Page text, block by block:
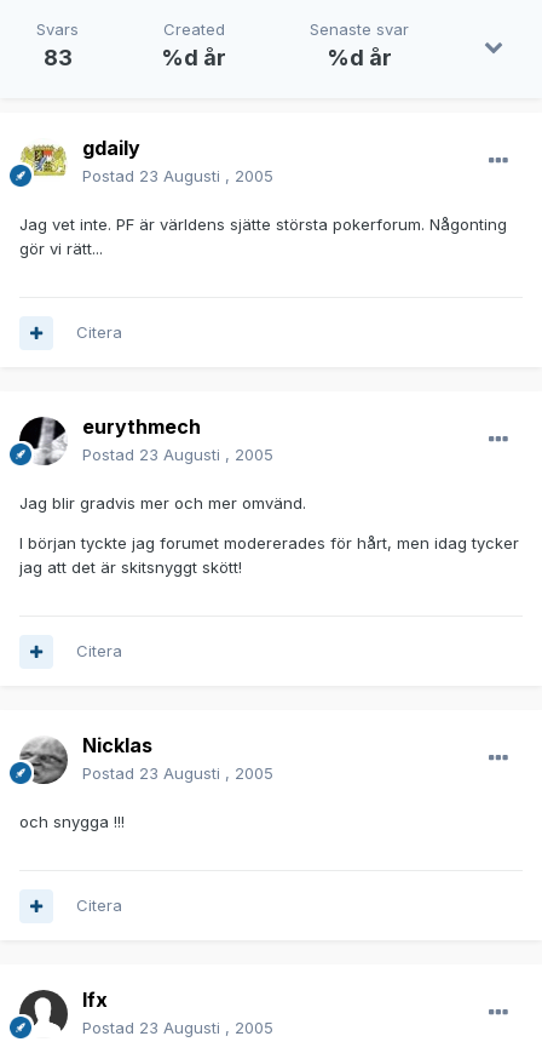
Svars
83
Created
%d år
Senaste svar
%d år
gdaily
Postad 23 Augusti , 2005
Jag vet inte. PF är världens sjätte största pokerforum. Någonting
gör vi rätt...
Citera
eurythmech
Postad 23 Augusti , 2005
Jag blir gradvis mer och mer omvänd.
I början tyckte jag forumet modererades för hårt, men idag tycker
jag att det är skitsnyggt skött!
Citera
Nicklas
Postad 23 Augusti , 2005
och snygga !!!
Citera
lfx
Postad 23 Augusti , 2005